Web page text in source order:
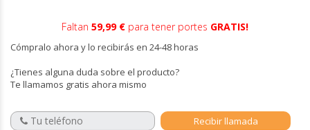
Faltan 59,99 € para tener portes GRATIS!
Cómpralo ahora y lo recibirás en 24-48 horas
¿Tienes alguna duda sobre el producto?
Te llamamos gratis ahora mismo